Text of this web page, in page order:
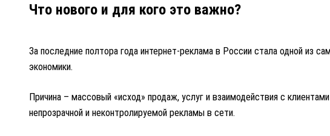
Что нового и для кого это важно?
За последние полтора года интернет-реклама в России стала одной из
экономики.
Причина – массовый «исход» продаж, услуг и взаимодействия с
непрозрачной и неконтролируемой рекламы в сети.